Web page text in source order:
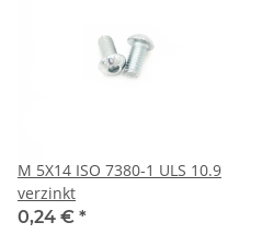
M 5X14 ISO 7380-1 ULS 10.9
verzinkt
0,24 € *